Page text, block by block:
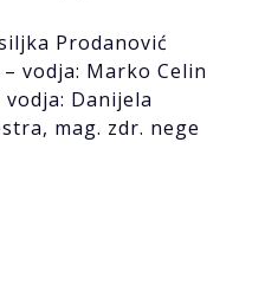
Prodanović
vodja: Marko Celin
Danijela
mag. zdr. nege